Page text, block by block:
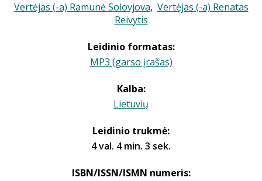
Vertėjas (-a) Ramunė Solovjova, Vertėjas (-a) Renatas
Reivytis
Leidinio formatas:
MP3 (garso įrašas)
Kalba:
Lietuvių
Leidinio trukmė:
4 val. 4 min. 3 sek.
ISBN/ISSN/ISMN numeris: